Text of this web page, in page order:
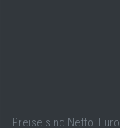
Preise sind Netto: